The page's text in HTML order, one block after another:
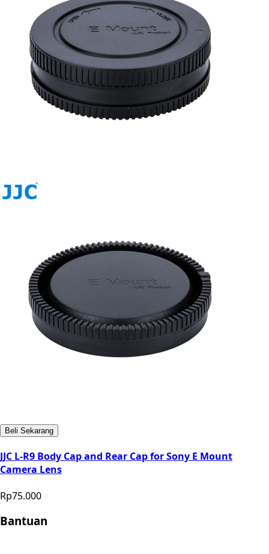
Beli Sekarang
JJC L-R9 Body Cap and Rear Cap for Sony E Mount
Camera Lens
Rp75.000
Bantuan